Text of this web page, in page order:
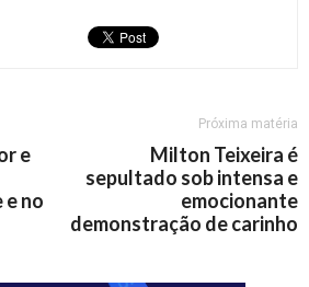
e
no
Próxima matéria
Milton Teixeira é
sepultado sob intensa e
emocionante
demonstração de carinho